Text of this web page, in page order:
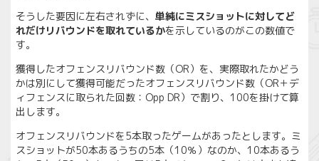
そうした要因に左右されずに、 単純にミスショットに対してど
れだけリバウンドを取れているかを示しているのがこの数値で
す。
獲得したオフェンスリバウンド数（OR）を、実際取れたかどう
かは別にして獲得可能だったオフェンスリバウンド数（OR＋デ
ィフェンスに取られた回数：Opp DR）で割り、100を掛けて算
出します。
オフェンスリバウンドを5本取ったゲームがあったとします。ミ
スショットが50本あるうちの5本（10％）なのか、10本あるう